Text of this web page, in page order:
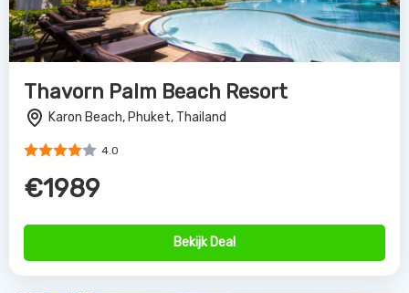
Thavorn Palm Beach Resort
Karon Beach, Phuket, Thailand
4.0
€1989
Bekijk Deal